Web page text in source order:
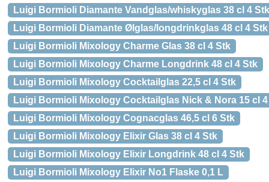
Luigi Bormioli Diamante Vandglas/whiskyglas 38 cl 4 Stk
Luigi Bormioli Diamante Ølglas/longdrinkglas 48 cl 4 Stk
Luigi Bormioli Mixology Charme Glas 38 cl 4 Stk
Luigi Bormioli Mixology Charme Longdrink 48 cl 4 Stk
Luigi Bormioli Mixology Cocktailglas 22,5 cl 4 Stk
Luigi Bormioli Mixology Cocktailglas Nick & Nora 15 cl
Luigi Bormioli Mixology Cognacglas 46,5 cl 6 Stk
Luigi Bormioli Mixology Elixir Glas 38 cl 4 Stk
Luigi Bormioli Mixology Elixir Longdrink 48 cl 4 Stk
Luigi Bormioli Mixology Elixir No1 Flaske 0,1 L